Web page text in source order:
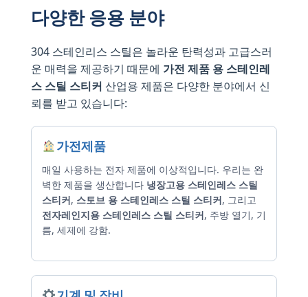
다양한 응용 분야
304 스테인리스 스틸은 놀라운 탄력성과 고급스러
운 매력을 제공하기 때문에 가전 ​​제품 용 스테인레
스 스틸 스티커 산업용 제품은 다양한 분야에서 신
뢰를 받고 있습니다:
가전제품
매일 사용하는 전자 제품에 이상적입니다. 우리는 완
벽한 제품을 생산합니다 냉장고용 스테인레스 스틸
스티커, 스토브 용 스테인레스 스틸 스티커, 그리고
전자레인지용 스테인레스 스틸 스티커, 주방 열기, 기
름, 세제에 강함.